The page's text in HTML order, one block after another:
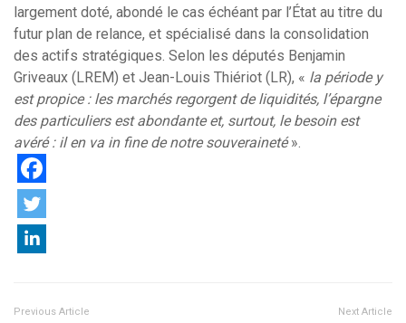
largement doté, abondé le cas échéant par l’État au titre du
futur plan de relance, et spécialisé dans la consolidation
des actifs stratégiques. Selon les députés Benjamin
Griveaux (LREM) et Jean-Louis Thiériot (LR), « la période y
est propice : les marchés regorgent de liquidités, l’épargne
des particuliers est abondante et, surtout, le besoin est
avéré : il en va in fine de notre souveraineté».
Previous Article Next Article